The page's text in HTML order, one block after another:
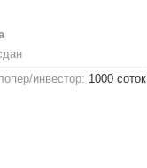
инвестор: 1000 соток